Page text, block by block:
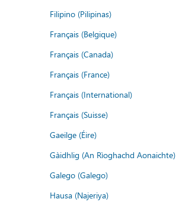
Filipino (Pilipinas)
Français (Belgique)
Français (Canada)
Français (France)
Français (International)
Français (Suisse)
Gaeilge (Éire)
Gàidhlig (An Rìoghachd Aonaichte)
Galego (Galego)
Hausa (Najeriya)